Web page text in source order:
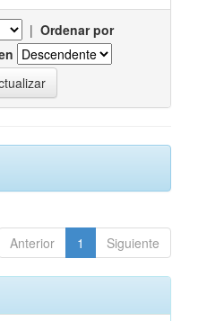
| Ordenar por
Anterior 1 Siguiente